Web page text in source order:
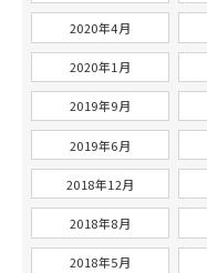
2020年4月
2020年1月
2019年9月
2019年6月
2018年12月
2018年8月
2018年5月